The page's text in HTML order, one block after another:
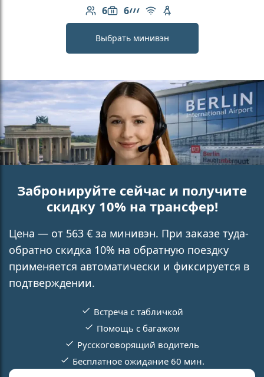
6
Количество пассажиров: 6
6
Вместимость багажа: 6
Линейка AMG
Бесплатный Wi-Fi
Детское кресло
Выбрать минивэн
Забронируйте сейчас и получите
скидку 10% на трансфер!
Цена — от 563 € за минивэн. При заказе туда-
обратно скидка 10% на обратную поездку
применяется автоматически и фиксируется в
подтверждении.
Встреча с табличкой
Помощь с багажом
Русскоговорящий водитель
Бесплатное ожидание 60 мин.